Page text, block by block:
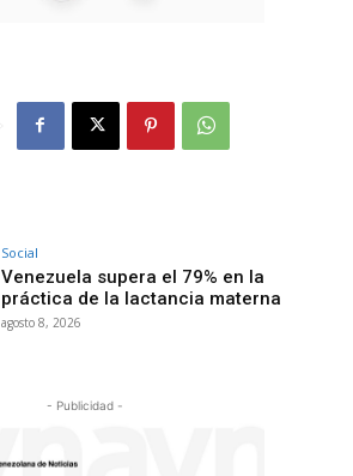
Social
Venezuela supera el 79% en la
práctica de la lactancia materna
agosto 8, 2026
- Publicidad -